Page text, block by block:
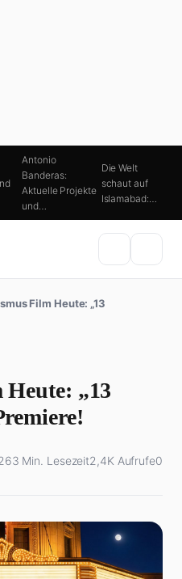
Antonio
Banderas:
Aktuelle Projekte
und…
Die Welt
schaut auf
Islamabad:…
Film Heute: „13
„13
3 Min. Lesezeit2,4K Aufrufe0